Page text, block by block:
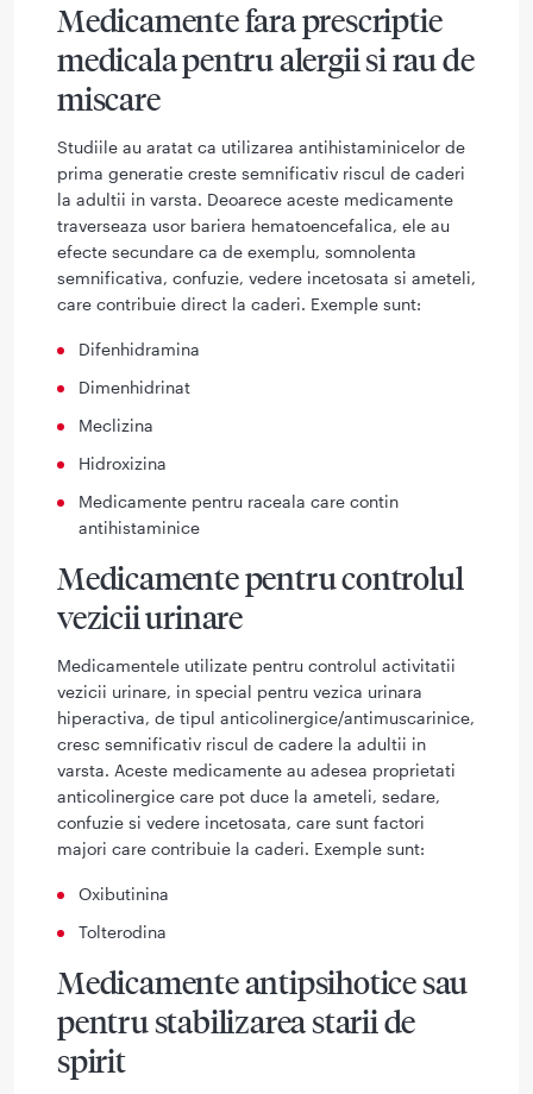
Medicamente fara prescriptie
medicala pentru alergii si rau de
miscare
Studiile au aratat ca utilizarea antihistaminicelor de
prima generatie creste semnificativ riscul de caderi
la adultii in varsta. Deoarece aceste medicamente
traverseaza usor bariera hematoencefalica, ele au
efecte secundare ca de exemplu, somnolenta
semnificativa, confuzie, vedere incetosata si ameteli,
care contribuie direct la caderi. Exemple sunt:
Difenhidramina
Dimenhidrinat
Meclizina
Hidroxizina
Medicamente pentru raceala care contin
antihistaminice
Medicamente pentru controlul
vezicii urinare
Medicamentele utilizate pentru controlul activitatii
vezicii urinare, in special pentru vezica urinara
hiperactiva, de tipul anticolinergice/antimuscarinice,
cresc semnificativ riscul de cadere la adultii in
varsta. Aceste medicamente au adesea proprietati
anticolinergice care pot duce la ameteli, sedare,
confuzie si vedere incetosata, care sunt factori
majori care contribuie la caderi. Exemple sunt:
Oxibutinina
Tolterodina
Medicamente antipsihotice sau
pentru stabilizarea starii de
spirit